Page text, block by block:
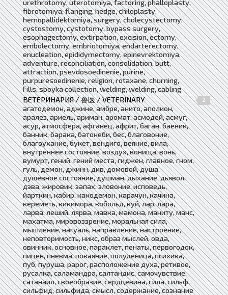
urethrotomy, uterotomiya, factoring, phalloplasty,
fibrotomiya, flanging, hedge, chiloplasty,
hemopallidektomiya, surgery, cholecystectomy,
cystostomy, cystotomy, bypass surgery,
esophagectomy, extirpation, excision, ectomy,
embolectomy, embriotomiya, endarterectomy,
enucleation, epididymectomy, epinevrektomiya,
adventure, reconciliation, consolidation, butt,
attraction, psevdosoedinenie, purine,
purpuresoedinenie, religion, rotaxane, churning,
Fills, sboyka collection, welding, welding, cabling
ВЕТЕРИНАРИЯ / 兽医 / VETERINARY
2
агатодемон, аджине, амбре, анито, аполион,
аралез, ариель, ариман, аромат, асмодей, асмуг,
асур, атмосфера, афганец, африт, баган, баеник,
банник, барака, батонеби, бес, благовоние,
благоухание, букет, вендиго, веяние, вила,
внутреннее состояние, воздух, вонища, вонь,
вумурт, гений, гений места, гиджен, главное, гном,
гуль, демон, джинн, див, домовой, душа,
душевное состояние, душман, дыхание, дьявол,
дэва, жировик, запах, зловоние, исповедь,
йарткин, кабир, какодемон, карачун, качина,
кереметь, кикимора, кобольд, куй, лар, лара,
ларва, леший, лярва, мавка, мамона, маниту, манс,
махатма, мировоззрение, моральная сила,
мышление, нагуаль, направление, настроение,
неповторимость, никс, образ мыслей, овда,
овинник, основное, параклет, пенаты, первогодок,
пицен, пневма, покаяние, полуденица, психика,
пуб, пуруша, рарог, расположение духа, ретивое,
русалка, саламандра, салтандис, самочувствие,
сатанаил, своеобразие, сердцевина, сила, сильф,
сильфид, сильфида, смысл, содержание, сознание